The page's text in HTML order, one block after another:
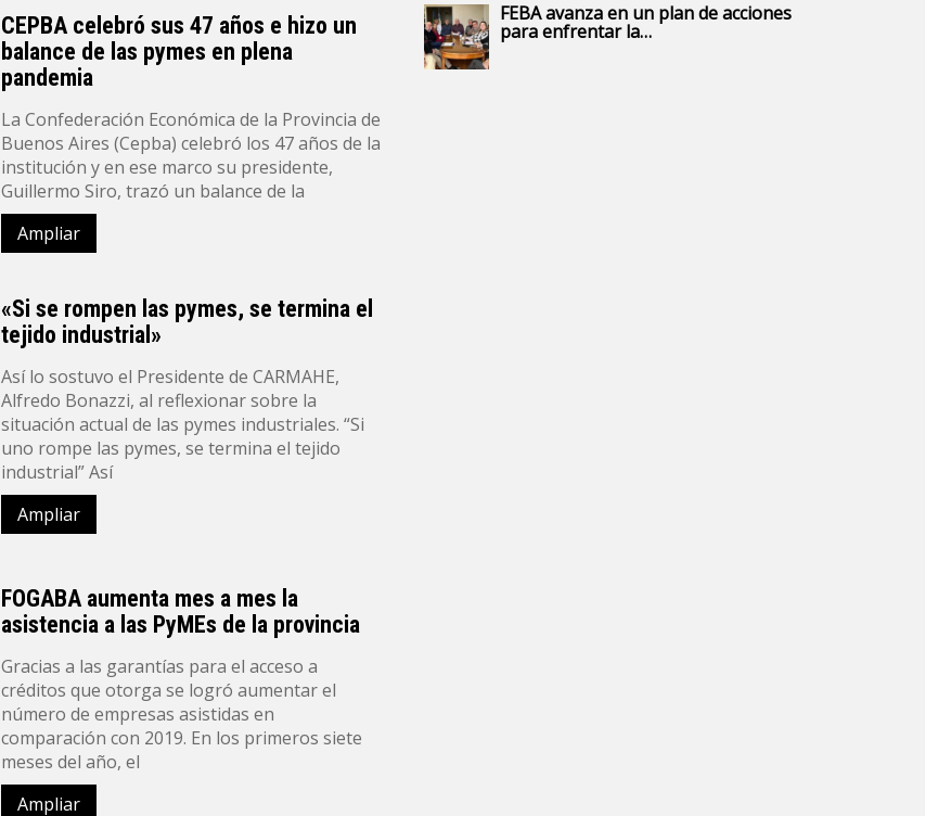
CEPBA celebró sus 47 años e hizo un
balance de las pymes en plena
pandemia
La Confederación Económica de la Provincia de
Buenos Aires (Cepba) celebró los 47 años de la
institución y en ese marco su presidente,
Guillermo Siro, trazó un balance de la
Ampliar
«Si se rompen las pymes, se termina el
tejido industrial»
Así lo sostuvo el Presidente de CARMAHE,
Alfredo Bonazzi, al reflexionar sobre la
situación actual de las pymes industriales. “Si
uno rompe las pymes, se termina el tejido
industrial” Así
Ampliar
FOGABA aumenta mes a mes la
asistencia a las PyMEs de la provincia
Gracias a las garantías para el acceso a
créditos que otorga se logró aumentar el
número de empresas asistidas en
comparación con 2019. En los primeros siete
meses del año, el
Ampliar
FEBA avanza en un plan de acciones
para enfrentar la…